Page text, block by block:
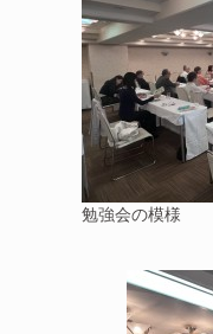
勉強会の模様